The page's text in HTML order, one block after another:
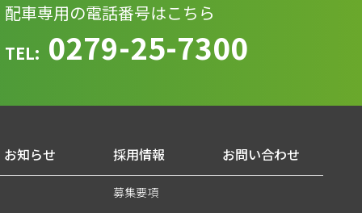
配車専用の電話番号はこちら
TEL: 0279-25-7300
お知らせ 採用情報
募集要項
お問い合わせ